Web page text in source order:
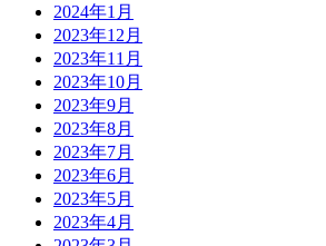
2024年1月
2023年12月
2023年11月
2023年10月
2023年9月
2023年8月
2023年7月
2023年6月
2023年5月
2023年4月